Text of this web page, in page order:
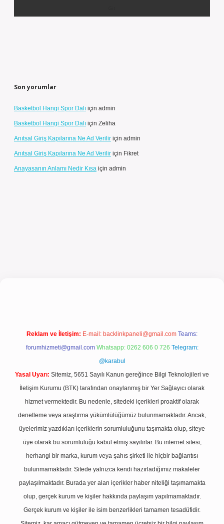
Son yorumlar
Basketbol Hangi Spor Dalı için admin
Basketbol Hangi Spor Dalı için Zeliha
Anıtsal Giriş Kapılarına Ne Ad Verilir için admin
Anıtsal Giriş Kapılarına Ne Ad Verilir için Fikret
Anayasanın Anlamı Nedir Kısa için admin
Reklam ve İletişim: E-mail: backlinkpaneli@gmail.com Teams:
forumhizmeti@gmail.com Whatsapp: 0262 606 0 726 Telegram:
@karabul
Yasal Uyarı: Sitemiz, 5651 Sayılı Kanun gereğince Bilgi Teknolojileri ve
İletişim Kurumu (BTK) tarafından onaylanmış bir Yer Sağlayıcı olarak
hizmet vermektedir. Bu nedenle, sitedeki içerikleri proaktif olarak
denetleme veya araştırma yükümlülüğümüz bulunmamaktadır. Ancak,
üyelerimiz yazdıkları içeriklerin sorumluluğunu taşımakta olup, siteye
üye olarak bu sorumluluğu kabul etmiş sayılırlar. Bu internet sitesi,
herhangi bir marka, kurum veya şahıs şirketi ile hiçbir bağlantısı
bulunmamaktadır. Sitede yalnızca kendi hazırladığımız makaleler
paylaşılmaktadır. Burada yer alan içerikler haber niteliği taşımamakta
olup, gerçek kurum ve kişiler hakkında paylaşım yapılmamaktadır.
Gerçek kurum ve kişiler ile isim benzerlikleri tamamen tesadüfidir.